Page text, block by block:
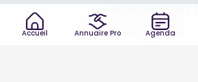
Accueil Annuaire Pro Agenda
Rejoignez-nous !
Partenaires